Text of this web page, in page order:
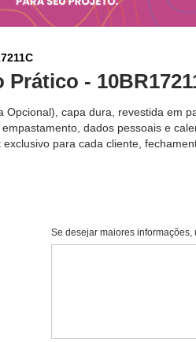
-
capa dura, revestida em
dados pessoais e
para cada cliente,
Se desejar maiores informações,